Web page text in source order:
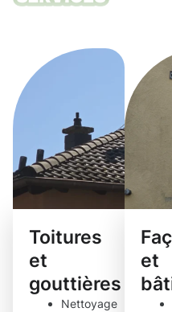
Toitures
et
gouttières
Nettoyage
et